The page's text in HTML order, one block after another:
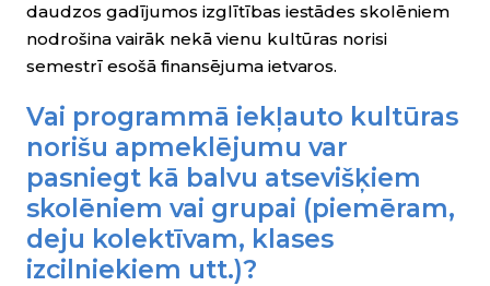
daudzos gadījumos izglītības iestādes skolēniem
nodrošina vairāk nekā vienu kultūras norisi
semestrī esošā finansējuma ietvaros.
Vai programmā iekļauto kultūras
norišu apmeklējumu var
pasniegt kā balvu atsevišķiem
skolēniem vai grupai (piemēram,
deju kolektīvam, klases
izcilniekiem utt.)?